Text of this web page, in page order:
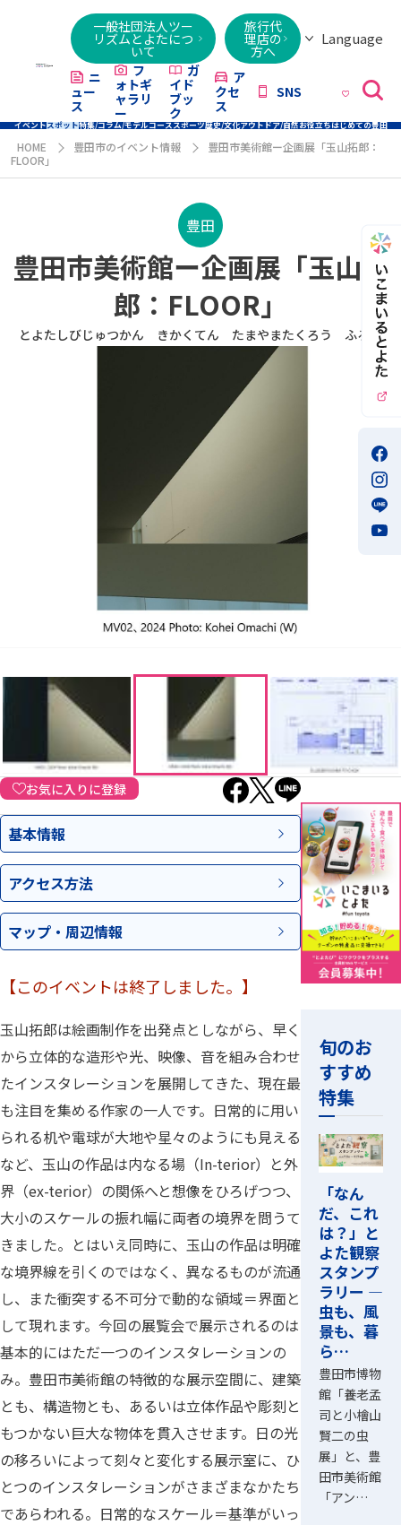
一般社団法人ツー
リズムとよたにつ
いて
旅行代
理店の
方へ
Language
Việt
ニ
ュー
ス
フ
ォトギ
ャラリ
ー
ガ
イド
ブッ
ク
ア
クセ
ス
SNS
イベントスポット特集/コラム/モデルコーススポーツ歴史/文化アウトドア/自然お役立ちはじめての豊田
HOME 豊田市のイベント情報
豊田市美術館ー企画展「玉山拓郎：
FLOOR」
豊田
豊田市美術館ー企画展「玉山拓
郎：FLOOR」
とよたしびじゅつかん きかくてん たまやまたくろう ふろあ
お気に入りに登録
基本情報
アクセス方法
マップ・ 周辺情報
【このイベントは終了しました。】
玉山拓郎は絵画制作を出発点としながら、早く
から立体的な造形や光、映像、音を組み合わせ
たインスタレーションを展開してきた、現在最
も注目を集める作家の一人です。日常的に用い
られる机や電球が大地や星々のようにも見える
など、玉山の作品は内なる場（In-terior）と外
界（ex-terior）の関係へと想像をひろげつつ、
大小のスケールの振れ幅に両者の境界を問うて
きました。とはいえ同時に、玉山の作品は明確
な境界線を引くのではなく、異なるものが流通
し、また衝突する不可分で動的な領域＝界面と
して現れます。今回の展覧会で展示されるのは
基本的にはただ一つのインスタレーションの
み。豊田市美術館の特徴的な展示空間に、建築
とも、構造物とも、あるいは立体作品や彫刻と
もつかない巨大な物体を貫入させます。日の光
の移ろいによって刻々と変化する展示室に、ひ
とつのインスタレーションがさまざまなかたち
であらわれる。日常的なスケール＝基準がいっ
旬のお
すすめ
特集
「なん
だ、これ
は？」と
よた観察
スタンプ
ラリー ―
虫も、風
景も、暮
ら…
豊田市博物
館「養老孟
司と小檜山
賢二の虫
展」と、豊
田市美術館
「アン…